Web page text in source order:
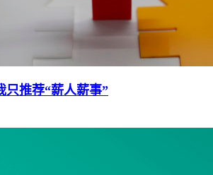
只推荐“薪人薪事”